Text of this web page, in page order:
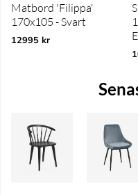
Matbord 'Filippa'
170x105 - Svart
12995 kr